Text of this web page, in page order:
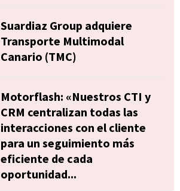
Suardiaz Group adquiere
Transporte Multimodal
Canario (TMC)
Motorflash: «Nuestros CTI y
CRM centralizan todas las
interacciones con el cliente
para un seguimiento más
eficiente de cada
oportunidad...